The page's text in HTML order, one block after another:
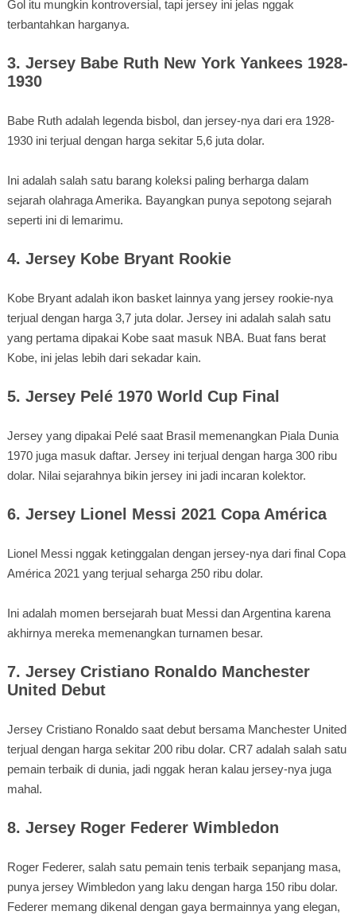
Gol itu mungkin kontroversial, tapi jersey ini jelas nggak
terbantahkan harganya.
3. Jersey Babe Ruth New York Yankees 1928-
1930
Babe Ruth adalah legenda bisbol, dan jersey-nya dari era 1928-
1930 ini terjual dengan harga sekitar 5,6 juta dolar.
Ini adalah salah satu barang koleksi paling berharga dalam
sejarah olahraga Amerika. Bayangkan punya sepotong sejarah
seperti ini di lemarimu.
4. Jersey Kobe Bryant Rookie
Kobe Bryant adalah ikon basket lainnya yang jersey rookie-nya
terjual dengan harga 3,7 juta dolar. Jersey ini adalah salah satu
yang pertama dipakai Kobe saat masuk NBA. Buat fans berat
Kobe, ini jelas lebih dari sekadar kain.
5. Jersey Pelé 1970 World Cup Final
Jersey yang dipakai Pelé saat Brasil memenangkan Piala Dunia
1970 juga masuk daftar. Jersey ini terjual dengan harga 300 ribu
dolar. Nilai sejarahnya bikin jersey ini jadi incaran kolektor.
6. Jersey Lionel Messi 2021 Copa América
Lionel Messi nggak ketinggalan dengan jersey-nya dari final Copa
América 2021 yang terjual seharga 250 ribu dolar.
Ini adalah momen bersejarah buat Messi dan Argentina karena
akhirnya mereka memenangkan turnamen besar.
7. Jersey Cristiano Ronaldo Manchester
United Debut
Jersey Cristiano Ronaldo saat debut bersama Manchester United
terjual dengan harga sekitar 200 ribu dolar. CR7 adalah salah satu
pemain terbaik di dunia, jadi nggak heran kalau jersey-nya juga
mahal.
8. Jersey Roger Federer Wimbledon
Roger Federer, salah satu pemain tenis terbaik sepanjang masa,
punya jersey Wimbledon yang laku dengan harga 150 ribu dolar.
Federer memang dikenal dengan gaya bermainnya yang elegan,